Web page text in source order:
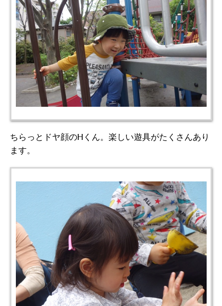
ちらっとドヤ顔のHくん。楽しい遊具がたくさんあり
ます。